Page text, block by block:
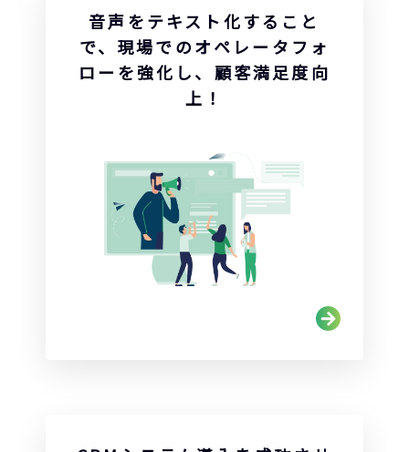
音声をテキスト化すること
で、現場でのオペレータフォ
ローを強化し、顧客満足度向
上！